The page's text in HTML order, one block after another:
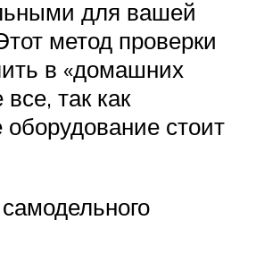
для вашей
метод проверки
в «домашних
так как
стоит